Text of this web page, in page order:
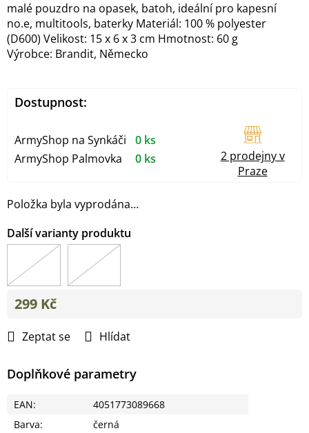
Položka byla vyprodána…
malé pouzdro na opasek, batoh, ideální pro kapesní
no.e, multitools, baterky Materiál: 100 % polyester
(D600) Velikost: 15 x 6 x 3 cm Hmotnost: 60 g
Výrobce: Brandit, Německo
Zeptat se Hlídat
Doplňkové parametry
EAN:
4051773089668
Barva:
černá
299 Kč
cena:
Dostupnost:
ArmyShop na Synkáči
0 ks
ArmyShop Palmovka
0 ks
2 prodejny v
Praze